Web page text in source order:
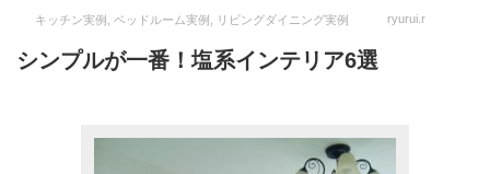
キッチン実例 ベッドルーム実例 リビングダイニング実例 ryurui.r
シンプルが一番！塩系インテリア6選